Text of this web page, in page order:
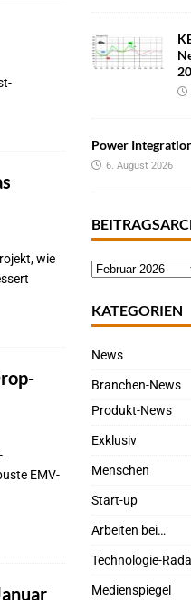
wie
EMV-
Power
6. August 2026
KATEGORIEN
News
Branchen-News
Produkt-News
Exklusiv
Menschen
Start-up
Arbeiten bei…
Technologie-
Medienspiegel